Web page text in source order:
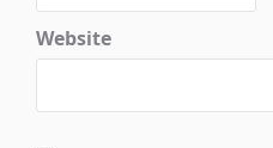
Website